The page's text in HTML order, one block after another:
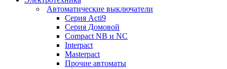
Автоматические выключатели
Серия Acti9
Серия Домовой
Compact NB и NC
Interpact
Masterpact
Прочие автоматы